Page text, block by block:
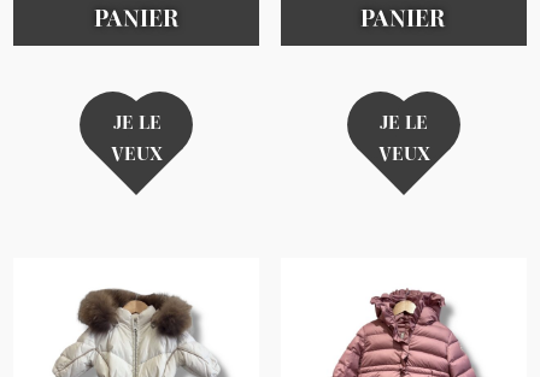
PANIER
JE LE
VEUX
PANIER
JE LE
VEUX